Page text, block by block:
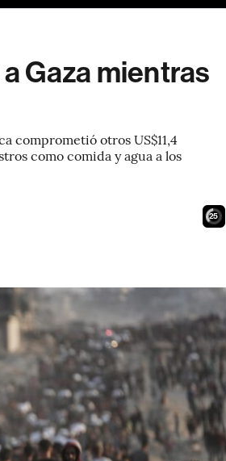
Gaza mientras
comprometió otros US$11,4
como comida y agua a los
23